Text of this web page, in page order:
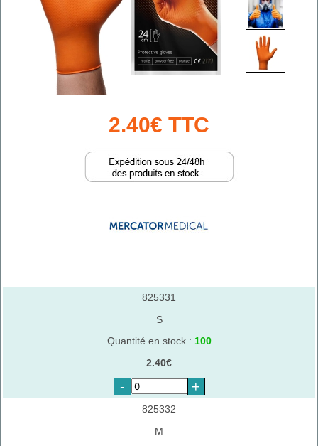
2.40€ TTC
825331
S
Quantité en stock : 100
2.40€
- +
825332
M